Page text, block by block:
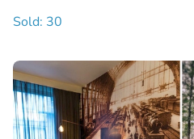
Sold: 30